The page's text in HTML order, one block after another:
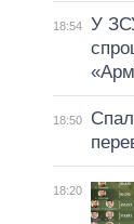
18:54
У
18:50
18:20